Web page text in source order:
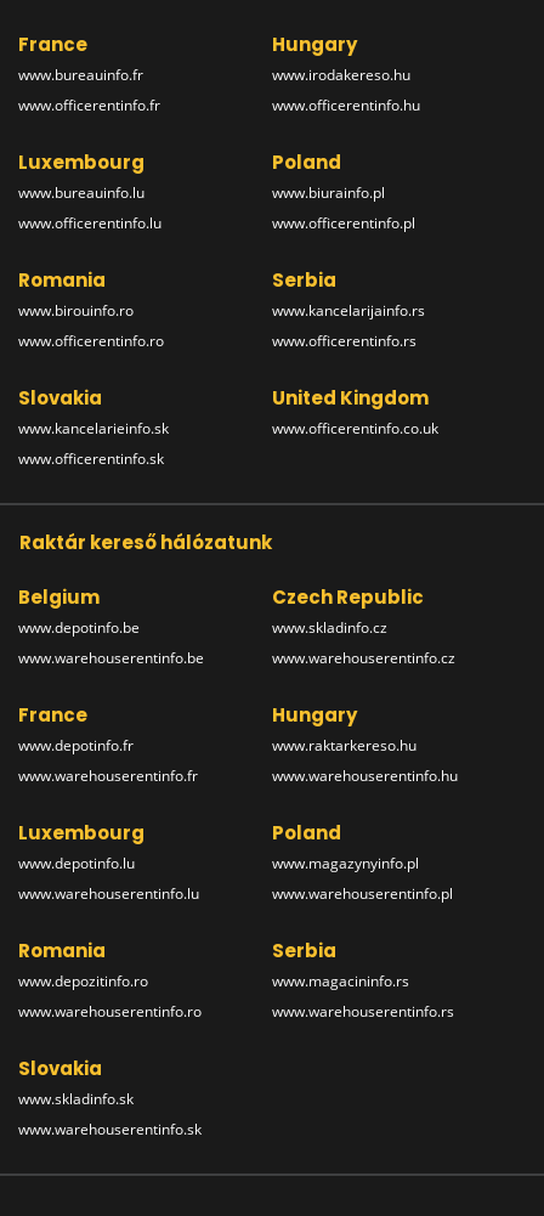
France
www.bureauinfo.fr
www.officerentinfo.fr
Hungary
www.irodakereso.hu
www.officerentinfo.hu
Luxembourg
www.bureauinfo.lu
www.officerentinfo.lu
Poland
www.biurainfo.pl
www.officerentinfo.pl
Romania
www.birouinfo.ro
www.officerentinfo.ro
Serbia
www.kancelarijainfo.rs
www.officerentinfo.rs
Slovakia
www.kancelarieinfo.sk
www.officerentinfo.sk
United Kingdom
www.officerentinfo.co.uk
Raktár kereső hálózatunk
Belgium
www.depotinfo.be
www.warehouserentinfo.be
Czech Republic
www.skladinfo.cz
www.warehouserentinfo.cz
France
www.depotinfo.fr
www.warehouserentinfo.fr
Hungary
www.raktarkereso.hu
www.warehouserentinfo.hu
Luxembourg
www.depotinfo.lu
www.warehouserentinfo.lu
Poland
www.magazynyinfo.pl
www.warehouserentinfo.pl
Romania
www.depozitinfo.ro
www.warehouserentinfo.ro
Serbia
www.magacininfo.rs
www.warehouserentinfo.rs
Slovakia
www.skladinfo.sk
www.warehouserentinfo.sk